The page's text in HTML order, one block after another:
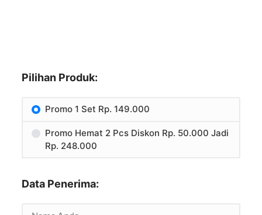
Pilihan Produk:
Promo 1 Set Rp. 149.000
Promo Hemat 2 Pcs Diskon Rp. 50.000 Jadi
Rp. 248.000
Data Penerima: